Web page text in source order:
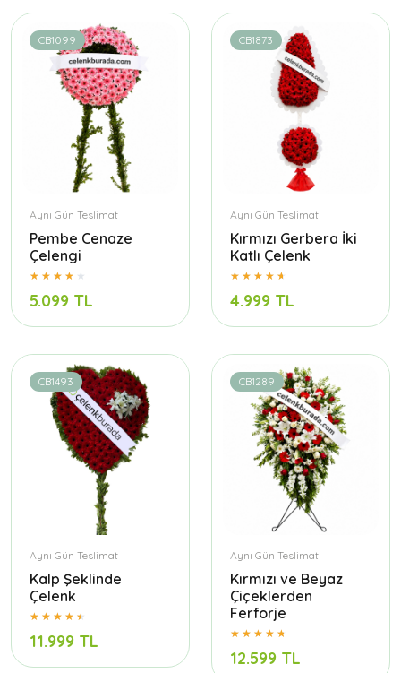
CB1099
Aynı Gün Teslimat
Pembe Cenaze
Çelengi
5.099 TL
CB1873
Aynı Gün Teslimat
Kırmızı Gerbera İki
Katlı Çelenk
4.999 TL
CB1493
Aynı Gün Teslimat
Kalp Şeklinde
Çelenk
11.999 TL
CB1289
Aynı Gün Teslimat
Kırmızı ve Beyaz
Çiçeklerden
Ferforje
12.599 TL